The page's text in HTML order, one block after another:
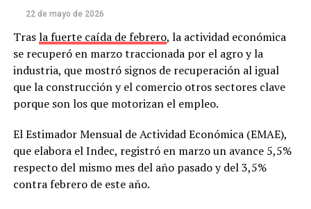
22 de mayo de 2026
Trasla fuerte caída de febrero, la actividad económica
se recuperó en marzo traccionada por el agro y la
industria, que mostró signos de recuperación al igual
que la construcción y el comercio otros sectores clave
porque son los que motorizan el empleo.
El Estimador Mensual de Actividad Económica (EMAE),
que elabora el Indec, registró en marzo un avance 5,5%
respecto del mismo mes del año pasado y del 3,5%
contra febrero de este año.